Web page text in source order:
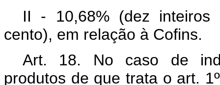
II - 10,68% (dez inteiros
cento), em relação à Cofins.
Art. 18. No caso de
produtos de que trata o art.